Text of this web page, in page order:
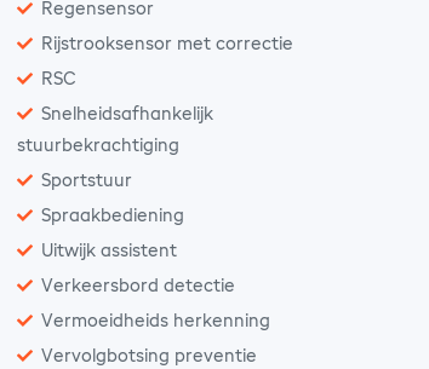
Regensensor
Rijstrooksensor met correctie
RSC
Snelheidsafhankelijk
stuurbekrachtiging
Sportstuur
Spraakbediening
Uitwijk assistent
Verkeersbord detectie
Vermoeidheids herkenning
Vervolgbotsing preventie